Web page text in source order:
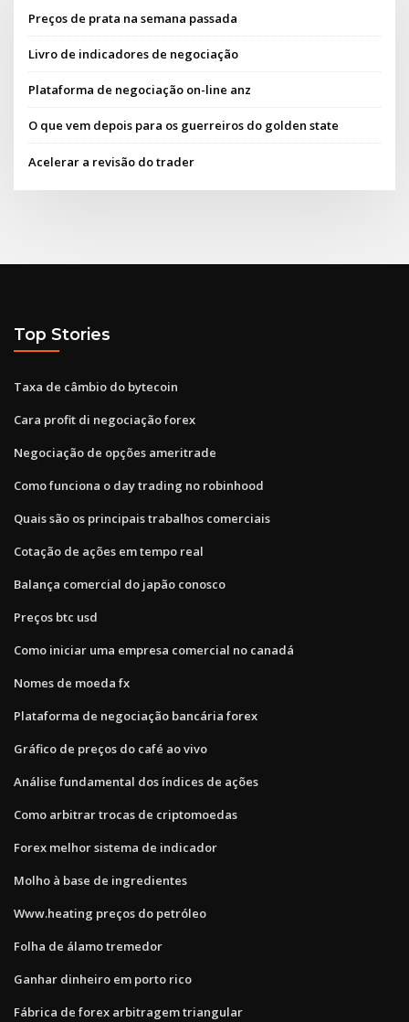
Preços de prata na semana passada
Livro de indicadores de negociação
Plataforma de negociação on-line anz
O que vem depois para os guerreiros do golden state
Acelerar a revisão do trader
Top Stories
Taxa de câmbio do bytecoin
Cara profit di negociação forex
Negociação de opções ameritrade
Como funciona o day trading no robinhood
Quais são os principais trabalhos comerciais
Cotação de ações em tempo real
Balança comercial do japão conosco
Preços btc usd
Como iniciar uma empresa comercial no canadá
Nomes de moeda fx
Plataforma de negociação bancária forex
Gráfico de preços do café ao vivo
Análise fundamental dos índices de ações
Como arbitrar trocas de criptomoedas
Forex melhor sistema de indicador
Molho à base de ingredientes
Www.heating preços do petróleo
Folha de álamo tremedor
Ganhar dinheiro em porto rico
Fábrica de forex arbitragem triangular